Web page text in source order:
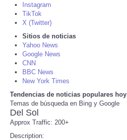
SHOPPING
Daily Deals
RobinsPost Store
Instagram
TikTok
X (Twitter)
Sitios de noticias
Yahoo News
Google News
CNN
BBC News
New York Times
Tendencias de noticias populares hoy
Temas de búsqueda en Bing y Google
Del Sol
Approx Traffic: 200+
Description: